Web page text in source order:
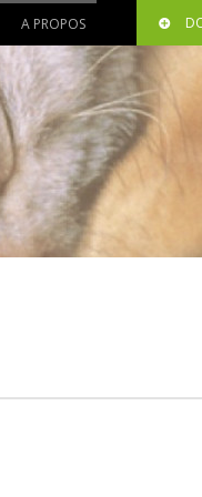
A PROPOS